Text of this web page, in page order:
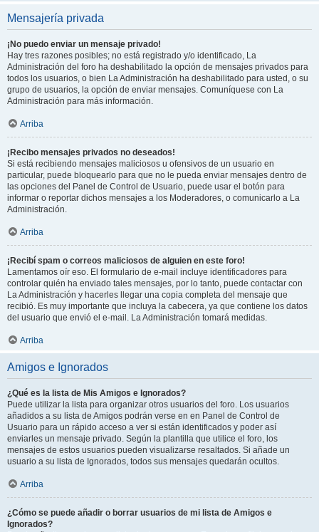
Mensajería privada
¡No puedo enviar un mensaje privado!
Hay tres razones posibles; no está registrado y/o identificado, La
Administración del foro ha deshabilitado la opción de mensajes privados para
todos los usuarios, o bien La Administración ha deshabilitado para usted, o su
grupo de usuarios, la opción de enviar mensajes. Comuníquese con La
Administración para más información.
Arriba
¡Recibo mensajes privados no deseados!
Si está recibiendo mensajes maliciosos u ofensivos de un usuario en
particular, puede bloquearlo para que no le pueda enviar mensajes dentro de
las opciones del Panel de Control de Usuario, puede usar el botón para
informar o reportar dichos mensajes a los Moderadores, o comunicarlo a La
Administración.
Arriba
¡Recibí spam o correos maliciosos de alguien en este foro!
Lamentamos oír eso. El formulario de e-mail incluye identificadores para
controlar quién ha enviado tales mensajes, por lo tanto, puede contactar con
La Administración y hacerles llegar una copia completa del mensaje que
recibió. Es muy importante que incluya la cabecera, ya que contiene los datos
del usuario que envió el e-mail. La Administración tomará medidas.
Arriba
Amigos e Ignorados
¿Qué es la lista de Mis Amigos e Ignorados?
Puede utilizar la lista para organizar otros usuarios del foro. Los usuarios
añadidos a su lista de Amigos podrán verse en en Panel de Control de
Usuario para un rápido acceso a ver si están identificados y poder así
enviarles un mensaje privado. Según la plantilla que utilice el foro, los
mensajes de estos usuarios pueden visualizarse resaltados. Si añade un
usuario a su lista de Ignorados, todos sus mensajes quedarán ocultos.
Arriba
¿Cómo se puede añadir o borrar usuarios de mi lista de Amigos e
Ignorados?